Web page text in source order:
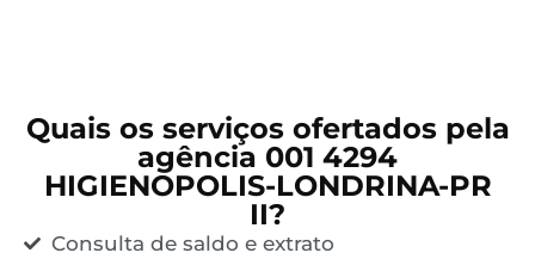
Quais os serviços ofertados pela
agência 001 4294
HIGIENOPOLIS-LONDRINA-PR
II?
Consulta de saldo e extrato